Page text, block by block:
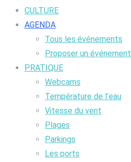
CULTURE
AGENDA
Tous les événements
Proposer un événement
PRATIQUE
Webcams
Température de l’eau
Vitesse du vent
Plages
Parkings
Les ports